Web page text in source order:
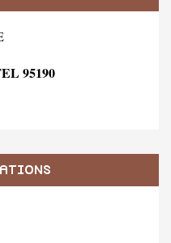
95190